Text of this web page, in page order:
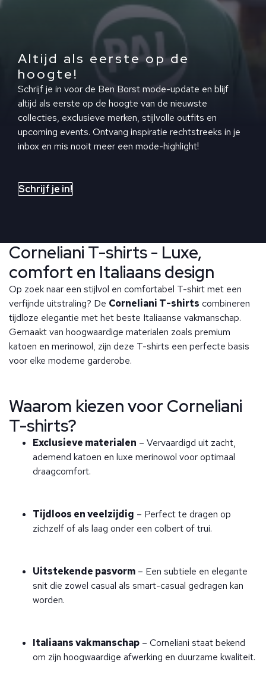
Altijd als eerste op de
hoogte!
Schrijf je in voor de Ben Borst mode-update en blijf
altijd als eerste op de hoogte van de nieuwste
collecties, exclusieve merken, stijlvolle outfits en
upcoming events. Ontvang inspiratie rechtstreeks in je
inbox en mis nooit meer een mode-highlight!
Schrijf je in!
Corneliani T-shirts - Luxe,
comfort en Italiaans design
Op zoek naar een stijlvol en comfortabel T-shirt met een
verfijnde uitstraling? De Corneliani T-shirts combineren
tijdloze elegantie met het beste Italiaanse vakmanschap.
Gemaakt van hoogwaardige materialen zoals premium
katoen en merinowol, zijn deze T-shirts een perfecte basis
voor elke moderne garderobe.
Waarom kiezen voor Corneliani
T-shirts?
Exclusieve materialen – Vervaardigd uit zacht,
ademend katoen en luxe merinowol voor optimaal
draagcomfort.
Tijdloos en veelzijdig – Perfect te dragen op
zichzelf of als laag onder een colbert of trui.
Uitstekende pasvorm – Een subtiele en elegante
snit die zowel casual als smart-casual gedragen kan
worden.
Italiaans vakmanschap – Corneliani staat bekend
om zijn hoogwaardige afwerking en duurzame kwaliteit.